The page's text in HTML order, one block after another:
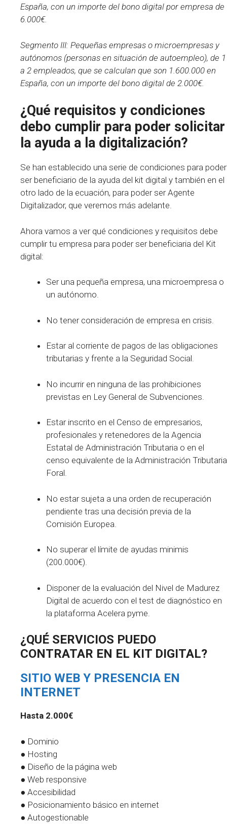
España, con un importe del bono digital por empresa de
6.000€.
Segmento III: Pequeñas empresas o microempresas y
autónomos (personas en situación de autoempleo), de 1
a 2 empleados, que se calculan que son 1.600.000 en
España, con un importe del bono digital de 2.000€.
¿Qué requisitos y condiciones
debo cumplir para poder solicitar
la ayuda a la digitalización?
Se han establecido una serie de condiciones para poder
ser beneficiario de la ayuda del kit digital y también en el
otro lado de la ecuación, para poder ser Agente
Digitalizador, que veremos más adelante.
Ahora vamos a ver qué condiciones y requisitos debe
cumplir tu empresa para poder ser beneficiaria del Kit
digital:
Ser una pequeña empresa, una microempresa o
un autónomo.
No tener consideración de empresa en crisis.
Estar al corriente de pagos de las obligaciones
tributarias y frente a la Seguridad Social.
No incurrir en ninguna de las prohibiciones
previstas en Ley General de Subvenciones.
Estar inscrito en el Censo de empresarios,
profesionales y retenedores de la Agencia
Estatal de Administración Tributaria o en el
censo equivalente de la Administración Tributaria
Foral.
No estar sujeta a una orden de recuperación
pendiente tras una decisión previa de la
Comisión Europea.
No superar el límite de ayudas minimis
(200.000€).
Disponer de la evaluación del Nivel de Madurez
Digital de acuerdo con el test de diagnóstico en
la plataforma Acelera pyme.
¿QUÉ SERVICIOS PUEDO
CONTRATAR EN EL KIT DIGITAL?
SITIO WEB Y PRESENCIA EN
INTERNET
Hasta 2.000€
● Dominio
● Hosting
● Diseño de la página web
● Web responsive
● Accesibilidad
● Posicionamiento básico en internet
● Autogestionable